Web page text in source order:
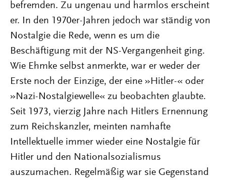
befremden. Zu ungenau und harmlos erscheint
er. In den 1970er-Jahren jedoch war ständig von
Nostalgie die Rede, wenn es um die
Beschäftigung mit der NS-Vergangenheit ging.
Wie Ehmke selbst anmerkte, war er weder der
Erste noch der Einzige, der eine »Hitler-« oder
»Nazi-Nostalgiewelle« zu beobachten glaubte.
Seit 1973, vierzig Jahre nach Hitlers Ernennung
zum Reichskanzler, meinten namhafte
Intellektuelle immer wieder eine Nostalgie für
Hitler und den Nationalsozialismus
auszumachen. Regelmäßig war sie Gegenstand